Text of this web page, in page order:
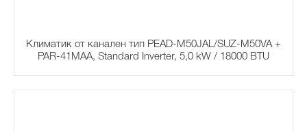
Климатик от канален тип PEAD-M50JAL/SUZ-M50VA +
PAR-41MAA, Standard Inverter, 5,0 kW / 18000 BTU